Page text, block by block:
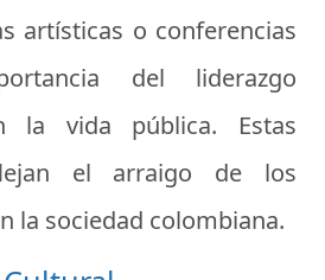
artísticas o conferencias
del liderazgo
la vida pública. Estas
el arraigo de los
la sociedad colombiana.